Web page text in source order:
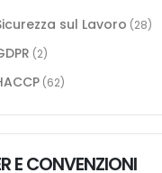
sul Lavoro (28)
(2)
(62)
E CONVENZIONI